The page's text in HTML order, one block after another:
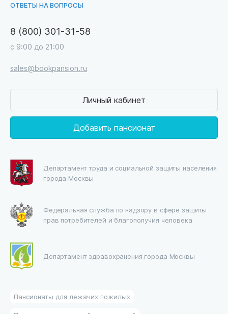
ОТВЕТЫ НА ВОПРОСЫ
8 (800) 301-31-58
с 9:00 до 21:00
sales@bookpansion.ru
Личный кабинет
Добавить пансионат
Департамент труда и социальной защиты населения
города Москвы
Федеральная служба по надзору в сфере защиты
прав потребителей и благополучия человека
Департамент здравохранения города Москвы
Пансионаты для лежачих пожилых